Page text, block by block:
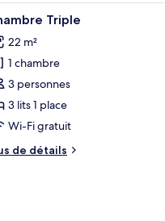
lit, d’un bureau, d’un miroir
:
7 Triple
22 m²
1 chambre
3 personnes
3 lits 1 place
Wi-Fi gratuit
de détails